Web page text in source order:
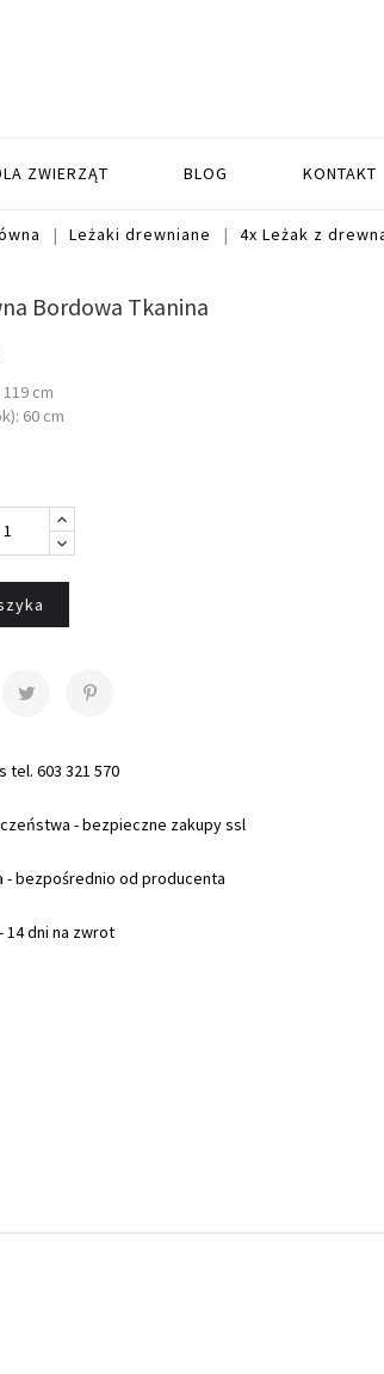
ZWIERZĄT BLOG KONTAKT
Leżaki drewniane 4x Leżak z
Bordowa Tkanina
cm
60 cm
tel. 603 321 570
- bezpieczne zakupy ssl
- bezpośrednio od producenta
14 dni na zwrot